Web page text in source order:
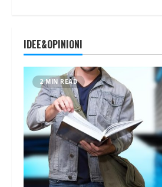
IDEE&OPINIONI
2 MIN READ